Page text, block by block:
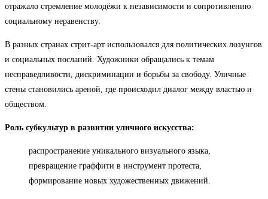
отражало стремление молодёжи к независимости и сопротивлению
социальному неравенству.
В разных странах стрит-арт использовался для политических лозунгов
и социальных посланий. Художники обращались к темам
несправедливости, дискриминации и борьбы за свободу. Уличные
стены становились ареной, где происходил диалог между властью и
обществом.
Роль субкультур в развитии уличного искусства:
распространение уникального визуального языка,
превращение граффити в инструмент протеста,
формирование новых художественных движений.